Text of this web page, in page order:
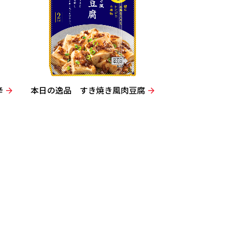
本日の逸品 すき焼き風肉豆腐